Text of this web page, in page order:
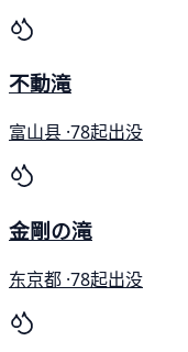
不動滝
富山县 ·78起出没
金剛の滝
东京都 ·78起出没